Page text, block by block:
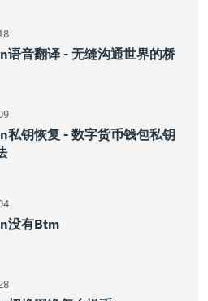
语音翻译 - 无缝沟通世界的桥
私钥恢复 - 数字货币钱包私钥
没有btm